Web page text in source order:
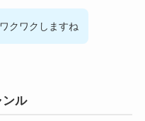
クワクしますね
ンル